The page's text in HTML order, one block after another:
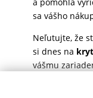
ZÁHRADA
a pomohla
sa vášho
Neľutujte, že
si dnes na
vášmu